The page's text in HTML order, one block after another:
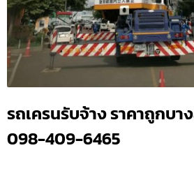
รถเครนรับจ้าง ราคาถูกบา
098-409-6465